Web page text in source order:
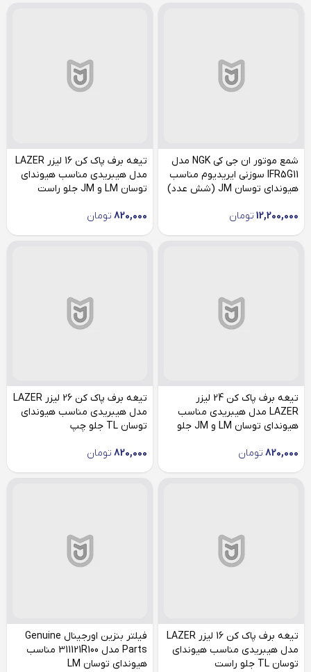
شمع موتور ان جی کی NGK مدل
IFR5G11 سوزنی ایریدیوم مناسب
هیوندای توسان JM (شش عدد)
12,200,000 تومان
تیغه برف پاک کن 16 لیزر LAZER
مدل هیبریدی مناسب هیوندای
توسان LM و JM جلو راست
820,000 تومان
تیغه برف پاک کن 24 لیزر
LAZER مدل هیبریدی مناسب
هیوندای توسان LM و JM جلو
820,000 تومان
تیغه برف پاک کن 26 لیزر LAZER
مدل هیبریدی مناسب هیوندای
توسان TL جلو چپ
820,000 تومان
تیغه برف پاک کن 16 لیزر LAZER
مدل هیبریدی مناسب هیوندای
توسان TL جلو راست
فیلتر بنزین اورجینال Genuine
Parts مدل 311121R100 مناسب
هیوندای توسان LM